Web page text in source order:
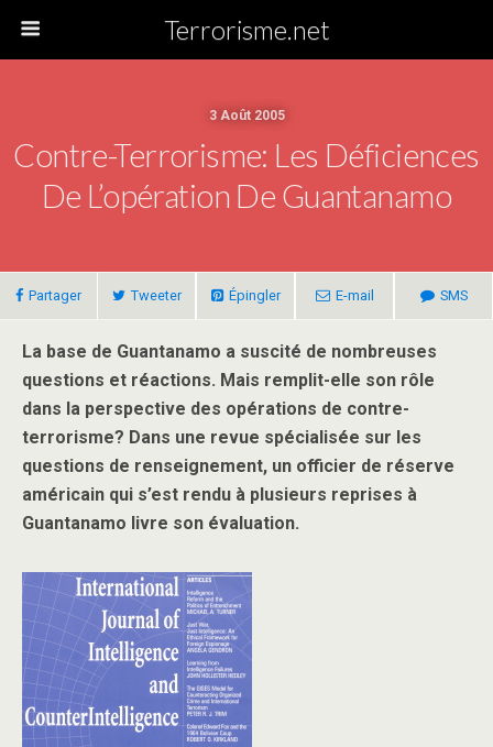
Terrorisme.net
3 Août 2005
Contre-Terrorisme: Les Déficiences
De L’opération De Guantanamo
Partager Tweeter Épingler E-mail SMS
La base de Guantanamo a suscité de nombreuses
questions et réactions. Mais remplit-elle son rôle
dans la perspective des opérations de contre-
terrorisme? Dans une revue spécialisée sur les
questions de renseignement, un officier de réserve
américain qui s’est rendu à plusieurs reprises à
Guantanamo livre son évaluation.